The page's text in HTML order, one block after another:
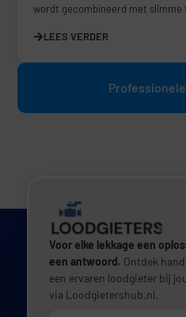
wordt gecombineerd met slimme
LEES VERDER
Voor elke lekkage een
een antwoord. Ontdek
een ervaren loodgieter bij
via Loodgietershub.nl.